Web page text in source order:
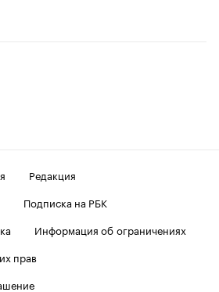
Редакция
Подписка на РБК
Информация об ограничениях
прав